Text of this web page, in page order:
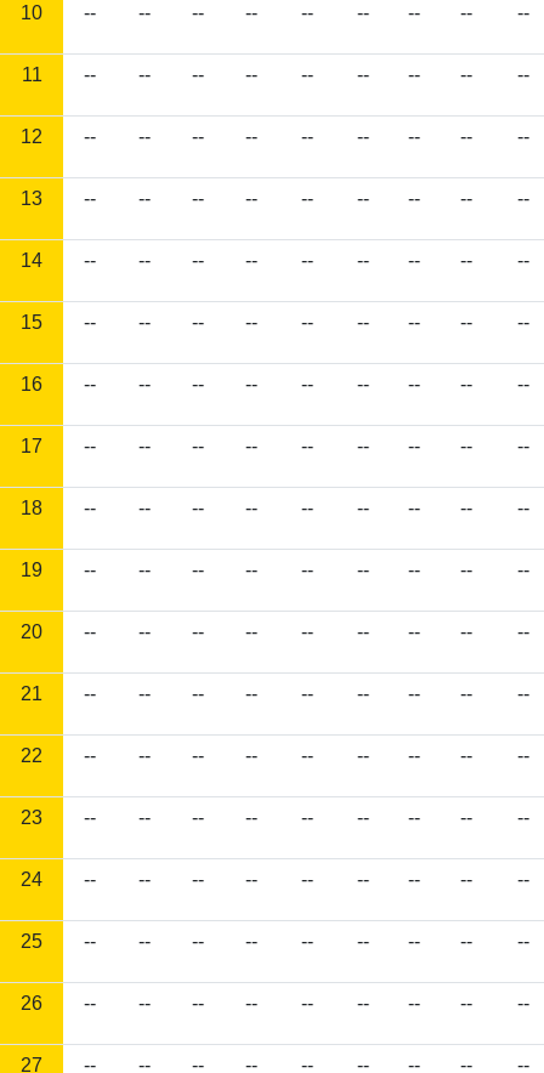
10 -- -- -- -- -- -- -- -- --
11 -- -- -- -- -- -- -- -- --
12 -- -- -- -- -- -- -- -- --
13 -- -- -- -- -- -- -- -- --
14 -- -- -- -- -- -- -- -- --
15 -- -- -- -- -- -- -- -- --
16 -- -- -- -- -- -- -- -- --
17 -- -- -- -- -- -- -- -- --
18 -- -- -- -- -- -- -- -- --
19 -- -- -- -- -- -- -- -- --
20 -- -- -- -- -- -- -- -- --
21 -- -- -- -- -- -- -- -- --
22 -- -- -- -- -- -- -- -- --
23 -- -- -- -- -- -- -- -- --
24 -- -- -- -- -- -- -- -- --
25 -- -- -- -- -- -- -- -- --
26 -- -- -- -- -- -- -- -- --
27 -- -- -- -- -- -- -- -- --